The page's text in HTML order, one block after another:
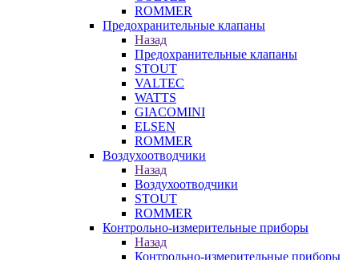
ROMMER
Предохранительные клапаны
Назад
Предохранительные клапаны
STOUT
VALTEC
WATTS
GIACOMINI
ELSEN
ROMMER
Воздухоотводчики
Назад
Воздухоотводчики
STOUT
ROMMER
Контрольно-измерительные приборы
Назад
Контрольно-измерительные приборы